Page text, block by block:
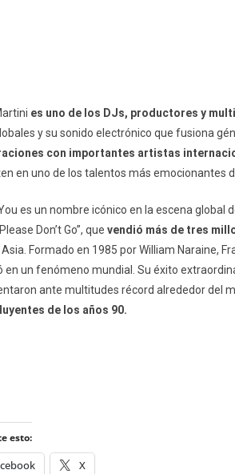
es uno de los DJs, productores y
y su sonido electrónico que fusiona
con importantes artistas
en uno de los talentos más emocionantes
es un nombre icónico en la escena
Don’t Go”, que vendió más de tres
Formado en 1985 por William Naraine,
en un fenómeno mundial. Su éxito
ante multitudes récord alrededor del
de los años 90.
esto:
X